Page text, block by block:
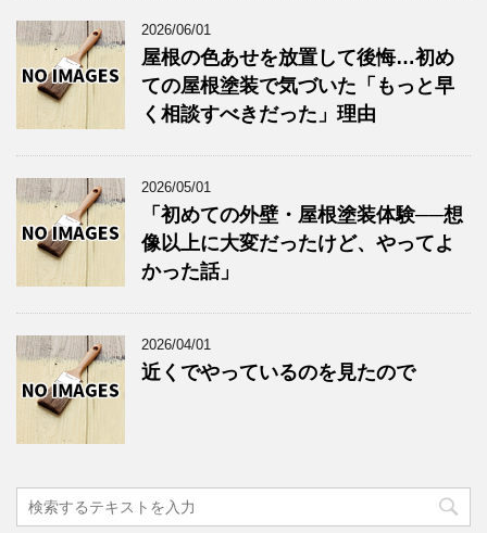
2026/06/01
屋根の色あせを放置して後悔…初め
ての屋根塗装で気づいた「もっと早
く相談すべきだった」理由
2026/05/01
「初めての外壁・屋根塗装体験──想
像以上に大変だったけど、やってよ
かった話」
2026/04/01
近くでやっているのを見たので